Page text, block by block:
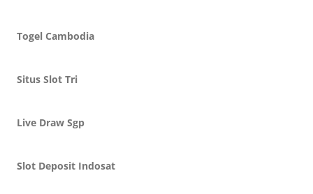
Togel Cambodia
Situs Slot Tri
Live Draw Sgp
Slot Deposit Indosat